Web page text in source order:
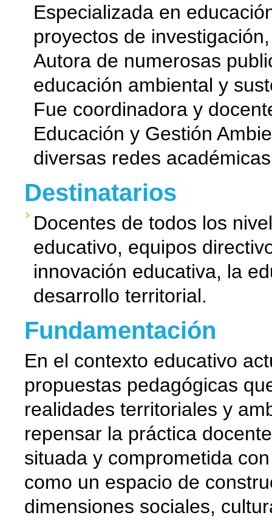
Especializada en
proyectos de
Autora de numerosas
educación ambiental y
Fue coordinadora y
Educación y Gestión
diversas redes
Destinatarios
Docentes de todos los
educativo, equipos
innovación educativa, la
desarrollo territorial.
Fundamentación
En el contexto educativo
propuestas pedagógicas
realidades territoriales y
repensar la práctica
situada y comprometida
como un espacio de
dimensiones sociales,